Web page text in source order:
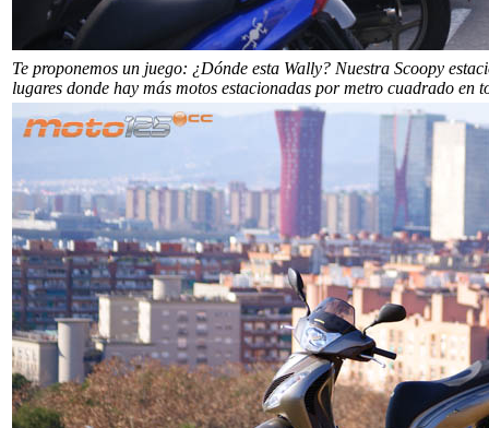
Te proponemos un juego: ¿Dónde esta Wally? Nuestra Scoopy
lugares donde hay más motos estacionadas por metro cuadrado en